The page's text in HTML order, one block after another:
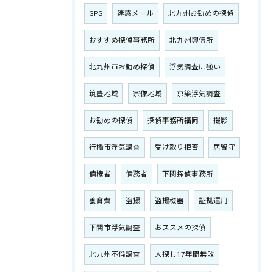
GPS 迷惑メール 北九州お勧めの探偵
おすすめ探偵事務所 北九州興信所
北九州市お勧め探偵 浮気調査に強い
筑豊地域 宗像地域 京築浮気調査
お勧めの探偵 探偵事務所福岡 撮影
行橋市浮気調査 受け取り拒否 居留守
債権者 債務者 下関探偵事務所
養育費 盗撮 盗撮機器 証拠運用
下関市浮気調査 おススメの探偵
北九州不倫調査 人探し17年間無敗